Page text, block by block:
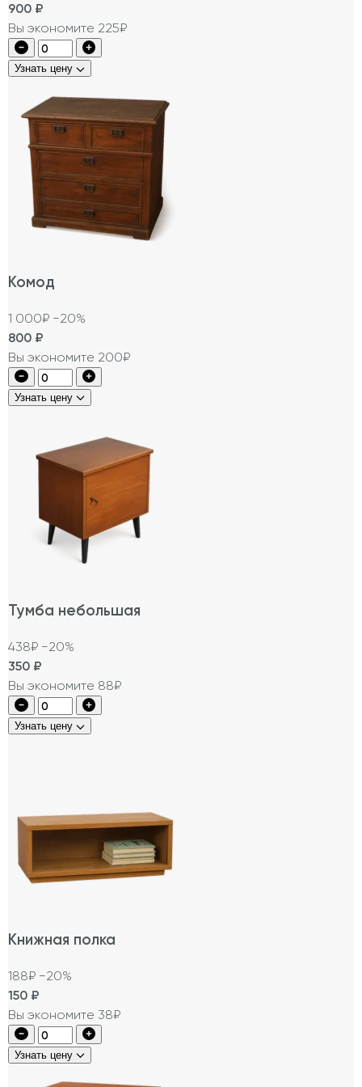
900 ₽
Вы экономите 225₽
Узнать цену
Комод
1 000₽ −20%
800 ₽
Вы экономите 200₽
Узнать цену
Тумба небольшая
438₽ −20%
350 ₽
Вы экономите 88₽
Узнать цену
Книжная полка
188₽ −20%
150 ₽
Вы экономите 38₽
Узнать цену